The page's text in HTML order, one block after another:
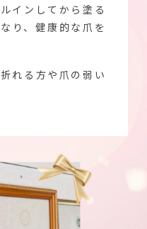
インしてから塗る
り、健康的な爪を
れる方や爪の弱い